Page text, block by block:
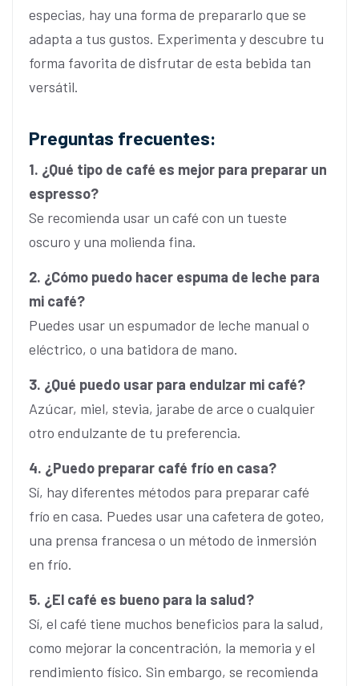
especias, hay una forma de prepararlo que se
adapta a tus gustos. Experimenta y descubre tu
forma favorita de disfrutar de esta bebida tan
versátil.
Preguntas frecuentes:
1. ¿Qué tipo de café es mejor para preparar un
espresso?
Se recomienda usar un café con un tueste
oscuro y una molienda fina.
2. ¿Cómo puedo hacer espuma de leche para
mi café?
Puedes usar un espumador de leche manual o
eléctrico, o una batidora de mano.
3. ¿Qué puedo usar para endulzar mi café?
Azúcar, miel, stevia, jarabe de arce o cualquier
otro endulzante de tu preferencia.
4. ¿Puedo preparar café frío en casa?
Sí, hay diferentes métodos para preparar café
frío en casa. Puedes usar una cafetera de goteo,
una prensa francesa o un método de inmersión
en frío.
5. ¿El café es bueno para la salud?
Sí, el café tiene muchos beneficios para la salud,
como mejorar la concentración, la memoria y el
rendimiento físico. Sin embargo, se recomienda